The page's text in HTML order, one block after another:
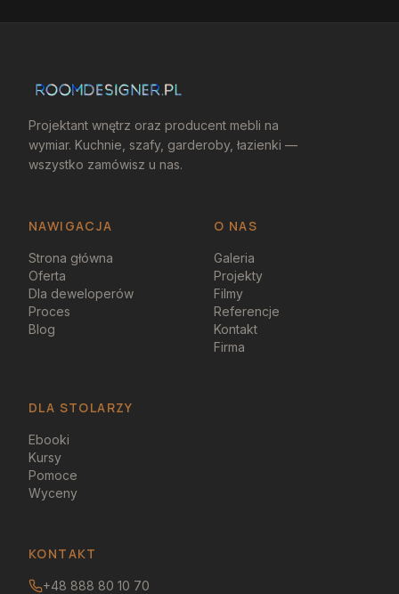
Projektant wnętrz oraz producent mebli na
wymiar. Kuchnie, szafy, garderoby, łazienki —
wszystko zamówisz u nas.
NAWIGACJA O NAS
Strona główna
Oferta
Dla deweloperów
Proces
Blog
Galeria
Projekty
Filmy
Referencje
Kontakt
Firma
DLA STOLARZY
Ebooki
Kursy
Pomoce
Wyceny
KONTAKT
+48 888 80 10 70